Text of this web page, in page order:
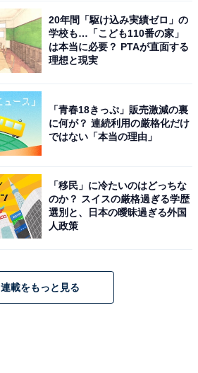
20年間「駆け込み実績ゼロ」の
学校も…「こども110番の家」
は本当に必要？ PTAが直面する
理想と現実
「青春18きっぷ」販売激減の裏
に何が？ 連続利用の厳格化だけ
ではない「本当の理由」
「移民」に冷たいのはどっちな
のか？ スイスの厳格過ぎる学歴
選別と、日本の曖昧過ぎる外国
人政策
連載をもっと見る